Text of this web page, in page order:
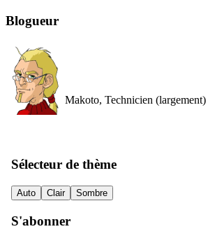
Blogueur
Makoto, Technicien (largement)
Sélecteur de thème
Auto Clair Sombre
S'abonner